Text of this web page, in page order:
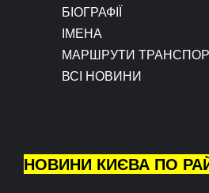
БІОГРАФІЇ
ІМЕНА
МАРШРУТИ
ВСІ НОВИНИ
НОВИНИ КИЄВА ПО